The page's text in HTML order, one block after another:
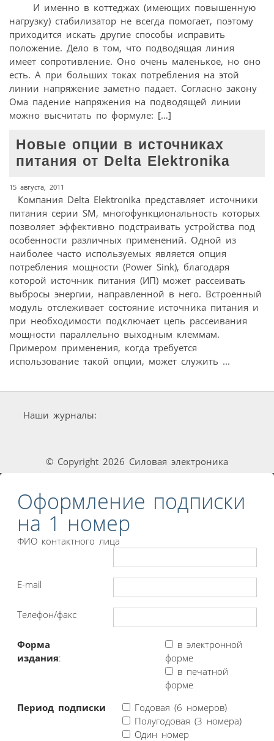
И именно в коттеджах (имеющих повышенную
нагрузку) стабилизатор не всегда помогает, поэтому
приходится искать другие способы исправить
положение. Дело в том, что подводящая линия
имеет сопротивление. Оно очень маленькое, но оно
есть. А при больших токах потребления на этой
линии напряжение заметно падает. Согласно закону
Ома падение напряжения на подводящей линии
можно высчитать по формуле: […]
Новые опции в источниках
питания от Delta Elektronika
15 августа, 2011
Компания Delta Elektronika представляет источники
питания серии SM, многофункциональность которых
позволяет эффективно подстраивать устройства под
особенности различных применений. Одной из
наиболее часто используемых является опция
потребления мощности (Power Sink), благодаря
которой источник питания (ИП) может рассеивать
выбросы энергии, направленной в него. Встроенный
модуль отслеживает состояние источника питания и
при необходимости подключает цепь рассеивания
мощности параллельно выходным клеммам.
Примером применения, когда требуется
использование такой опции, может служить ...
Наши журналы:
© Copyright 2026 Силовая электроника
Оформление подписки
на 1 номер
ФИО контактного лица
E-mail
Телефон/факс
Форма
издания:
в электронной
форме
в печатной
форме
Период подписки
Годовая (6 номеров)
Полугодовая (3 номера)
Один номер